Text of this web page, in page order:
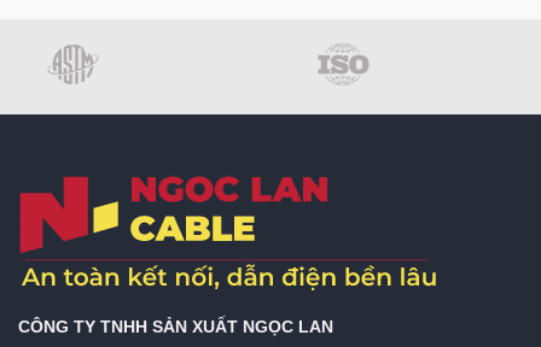
CÔNG TY TNHH SẢN XUẤT NGỌC LAN